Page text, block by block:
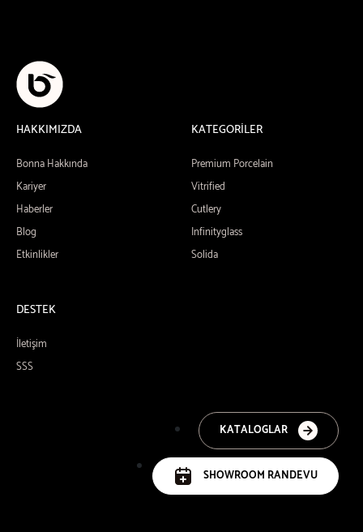
HAKKIMIZDA
Bonna Hakkında
Kariyer
Haberler
Blog
Etkinlikler
KATEGORİLER
Premium Porcelain
Vitrified
Cutlery
Infinityglass
Solida
DESTEK
İletişim
SSS
KATALOGLAR
SHOWROOM RANDEVU